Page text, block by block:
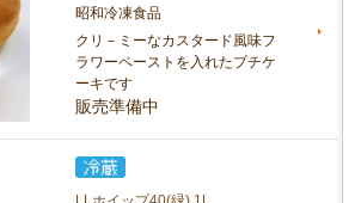
昭和冷凍食品
クリ－ミーなカスタード風味フ
ラワーペーストを入れたプチケ
ーキです
販売準備中